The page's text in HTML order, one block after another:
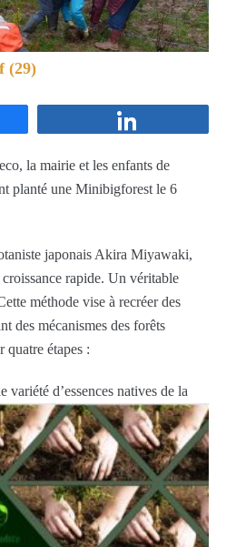
(29)
la mairie et les enfants de
planté une Minibigforest le 6
japonais Akira Miyawaki,
rapide. Un véritable
méthode vise à recréer des
des mécanismes des forêts
étapes :
variété d’essences natives de la